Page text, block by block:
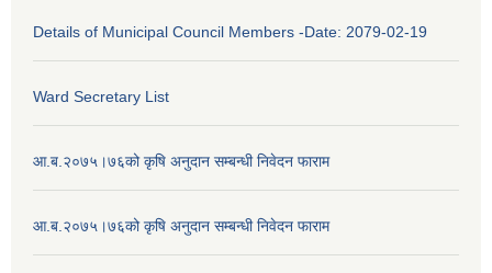
Details of Municipal Council Members -Date: 2079-02-19
Ward Secretary List
आ.ब.२०७५।७६को कृषि अनुदान सम्बन्धी निवेदन फाराम
आ.ब.२०७५।७६को कृषि अनुदान सम्बन्धी निवेदन फाराम